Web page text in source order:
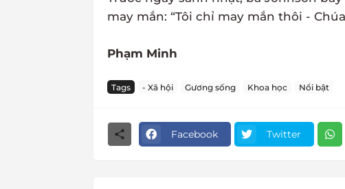
may mắn: “Tôi chỉ may mắn thôi -
Phạm Minh
Tags - Xã hội Gương sống Khoa học Nổi bật
Facebook Twitter